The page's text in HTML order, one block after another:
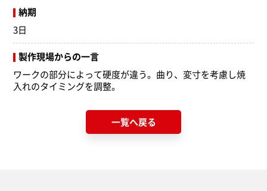
納期
3日
製作現場からの一言
ワークの部分によって硬度が違う。曲り、変寸を考慮し焼
入れのタイミングを調整。
一覧へ戻る